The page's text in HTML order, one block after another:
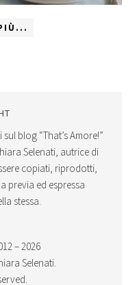
blog “That’s Amore!”
Selenati, autrice di
copiati, riprodotti,
previa ed espressa
stessa.
– 2026
Selenati.